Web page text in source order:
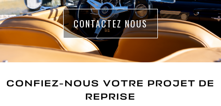
CONTACTEZ NOUS
CONFIEZ-NOUS VOTRE PROJET DE
REPRISE